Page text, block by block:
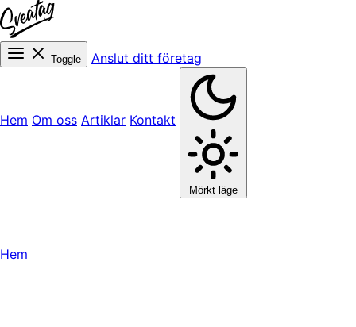
Toggle Anslut ditt företag
Hem Om oss Artiklar Kontakt
Mörkt läge
Hem